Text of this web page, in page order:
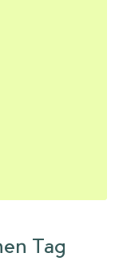
Tag